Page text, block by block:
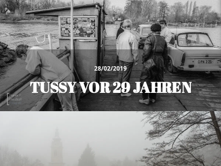
28/02/2019
TUSSY VOR 29 JAHREN